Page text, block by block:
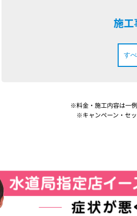
施工
※料金・施工内容は一
※キャンペーン・セ